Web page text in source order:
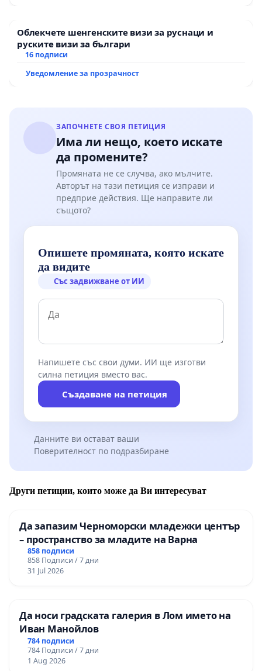
Облекчете шенгенските визи за руснаци и
руските визи за българи
16 подписи
Уведомление за прозрачност
ЗАПОЧНЕТЕ СВОЯ ПЕТИЦИЯ
Има ли нещо, което искате
да промените?
Промяната не се случва, ако мълчите.
Авторът на тази петиция се изправи и
предприе действия. Ще направите ли
същото?
Опишете промяната, която искате
да видите
Със задвижване от ИИ
Напишете със свои думи. ИИ ще изготви
силна петиция вместо вас.
Създаване на петиция
Данните ви остават ваши
Поверителност по подразбиране
Други петиции, които може да Ви интересуват
Да запазим Черноморски младежки център
– пространство за младите на Варна
858 подписи
858 Подписи / 7 дни
31 Jul 2026
Да носи градската галерия в Лом името на
Иван Манойлов
784 подписи
784 Подписи / 7 дни
1 Aug 2026